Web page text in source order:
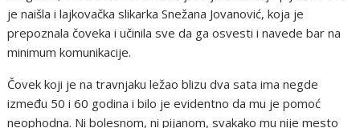
je naišla i lajkovačka slikarka Snežana Jovanović, koja je
prepoznala čoveka i učinila sve da ga osvesti i navede bar na
minimum komunikacije.
Čovek koji je na travnjaku ležao blizu dva sata ima negde
između 50 i 60 godina i bilo je evidentno da mu je pomoć
neophodna. Ni bolesnom, ni pijanom, svakako mu nije mesto